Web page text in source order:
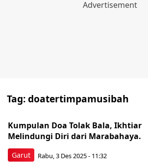
Tag:doatertimpamusibah
Garut
Kumpulan Doa Tolak Bala, Ikhtiar
Melindungi Diri dari Marabahaya.
Rabu, 3 Des 2025 - 11:32